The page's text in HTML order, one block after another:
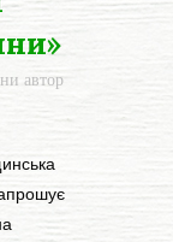
автор